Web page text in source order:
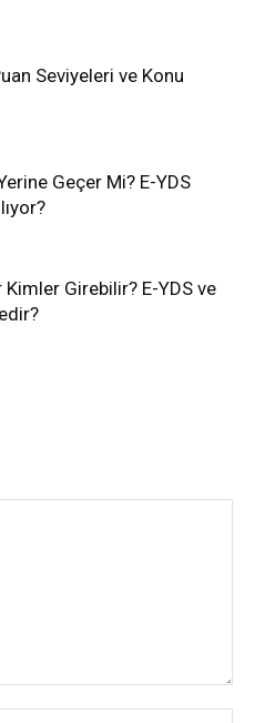
Seviyeleri ve Konu
Geçer Mi? E-YDS
Kimler Girebilir? E-YDS ve